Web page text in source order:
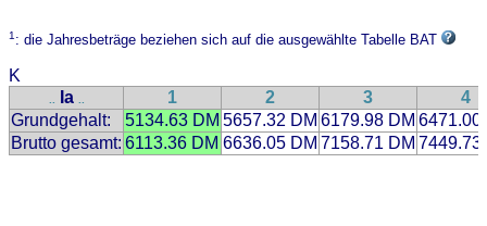
1: die Jahresbeträge beziehen sich auf die ausgewählte Tabelle BAT
K
.. Ia .. 1 2 3
4
Grundgehalt:
5134.63 DM 5657.32 DM 6179.98 DM 6471.00
Brutto gesamt: 6113.36 DM 6636.05 DM 7158.71 DM 7449.73